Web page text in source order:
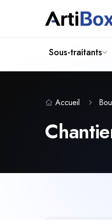
Sous-traitants
Accueil